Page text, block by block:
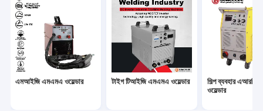
সিএনসি কাটিং মেশিন
স্পট ওয়েল্ডিং রোবট
এমআইজি এমএমএ ওয়েল্ডার টাইগ টিআইজি এমএমএ ওয়েল্ডার
শিল্প ব্যবহার এআরসি
ওয়েল্ডার